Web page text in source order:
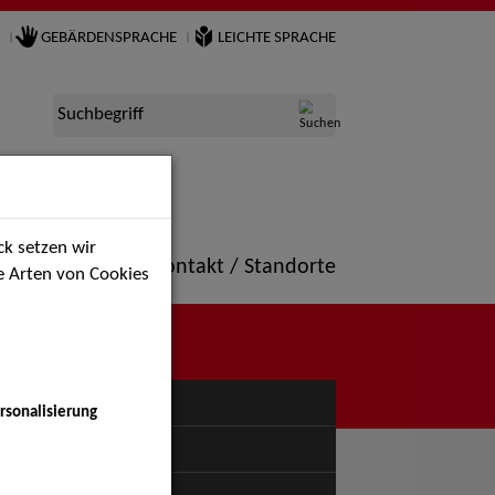
GEBÄRDENSPRACHE LEICHTE SPRACHE
Suchbegriff
Portfolio Kontakt / Standorte
setzen wir
Arten von Cookies